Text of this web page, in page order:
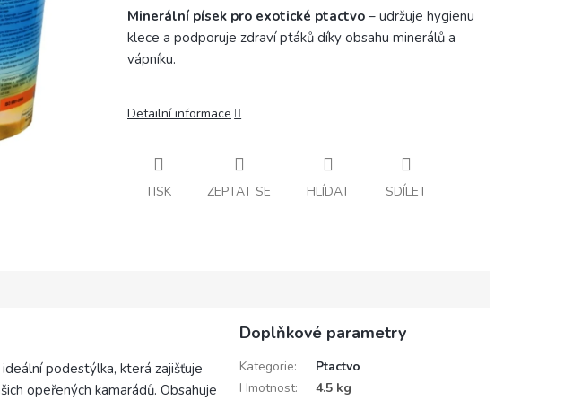
Minerální písek pro exotické ptactvo – udržuje hygienu
klece a podporuje zdraví ptáků díky obsahu minerálů a
vápníku.
Detailní informace
TISK ZEPTAT SE HLÍDAT SDÍLET
podestýlka, která zajišťuje
opeřených kamarádů. Obsahuje
Doplňkové parametry
Kategorie:
Ptactvo
Hmotnost: 4.5 kg